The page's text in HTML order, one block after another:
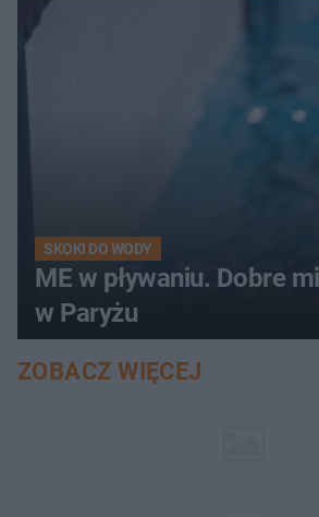
SKOKI DO WODY
ME w pływaniu. Dobre
w Paryżu
ZOBACZ WIĘCEJ